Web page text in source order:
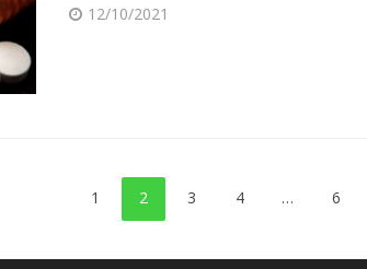
12/10/2021
1 2 3 4 … 6